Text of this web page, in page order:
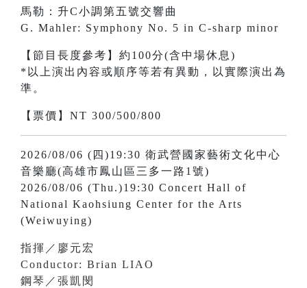
馬勒：升C小調第五號交響曲
G. Mahler: Symphony No. 5 in C-sharp minor
【節目長度參考】約100分(含中場休息)
*以上演出內容或順序等若有異動，以實際演出為
準。
【票價】NT 300/500/800
2026/08/06 (四)19:30 衛武營國家藝術文化中心
音樂廳(高雄市鳳山區三多一路1號)
2026/08/06 (Thu.)19:30 Concert Hall of
National Kaohsiung Center for the Arts
(Weiwuying)
指揮／廖元宏
Conductor: Brian LIAO
鋼琴／張凱閔